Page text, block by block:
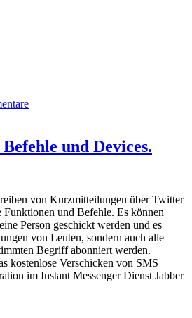
und Devices.
von Kurzmitteilungen über Twitter
Funktionen und Befehle. Es können
Person geschickt werden und es
von Leuten, sondern auch alle
Begriff abonniert werden.
kostenlose Verschicken von SMS
im Instant Messenger Dienst Jabber